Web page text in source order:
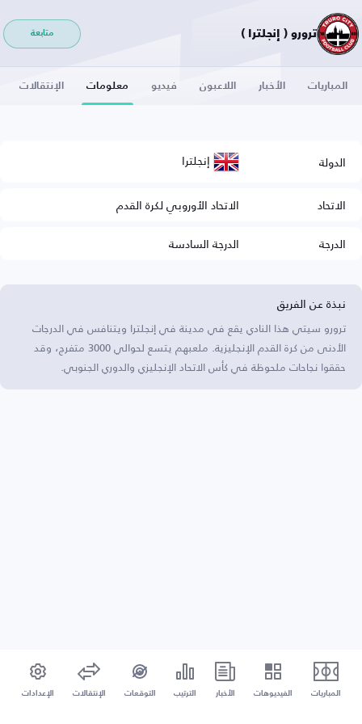
ترورو ( إنجلترا ) متابعة
المباريات الأخبار اللاعبون فيديو معلومات الإنتقالات
الدولة إنجلترا
الاتحاد
الاتحاد الأوروبي لكرة القدم
الدرجة
الدرجة السادسة
نبذة عن الفريق
ترورو سيتي هذا النادي يقع في مدينة في إنجلترا ويتنافس في الدرجات
الأدنى من كرة القدم الإنجليزية. ملعبهم يتسع لحوالي 3000 متفرج، وقد
حققوا نجاحات ملحوظة في كأس الاتحاد الإنجليزي والدوري الجنوبي.
المباريات الفيديوهات الأخبار الترتيب التوقعات الإنتقالات الإعدادات